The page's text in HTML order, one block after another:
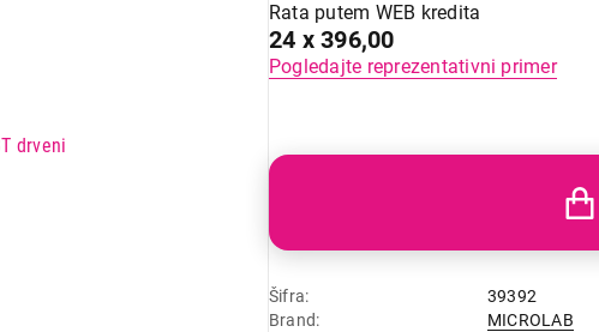
Rata putem WEB kredita
24 x 396,00
Pogledajte reprezentativni primer
Šifra
39392
Brand
MICROLAB